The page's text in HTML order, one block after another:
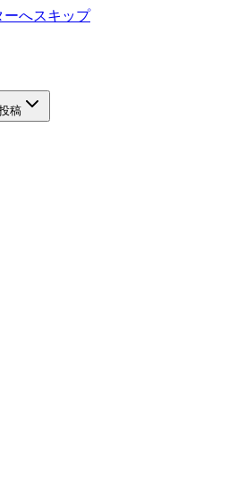
ーへスキップ
稿